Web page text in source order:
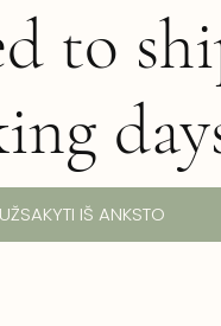
to
UŽSAKYTI IŠ ANKSTO